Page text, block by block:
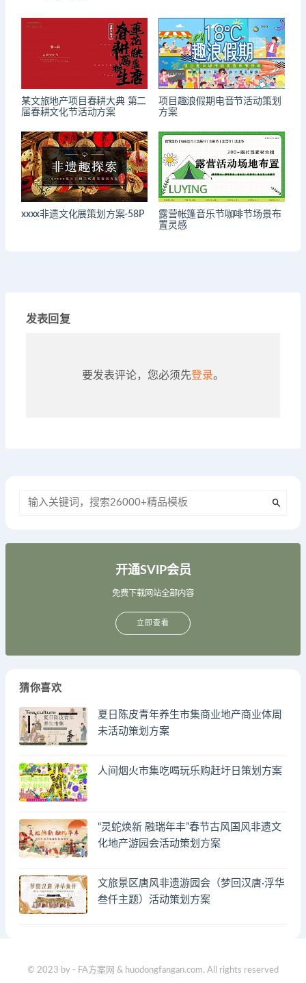
某文旅地产项目春耕大典 第二
届春耕文化节活动方案
项目趣浪假期电音节活动策划
方案
xxxx非遗文化展策划方案-58P
露营帐篷音乐节咖啡节场景布
置灵感
发表回复
要发表评论，您必须先登录。
开通SVIP会员
免费下载网站全部内容
立即查看
猜你喜欢
夏日陈皮青年养生市集商业地产商业体周
未活动策划方案
人间烟火市集吃喝玩乐购赶圩日策划方案
“灵蛇焕新 融瑞年丰”春节古风国风非遗文
化地产游园会活动策划方案
文旅景区唐风非遗游园会（梦回汉唐·浮华
叁仟主题）活动策划方案
© 2023 by - FA方案网 & huodongfangan.com. All rights reserved